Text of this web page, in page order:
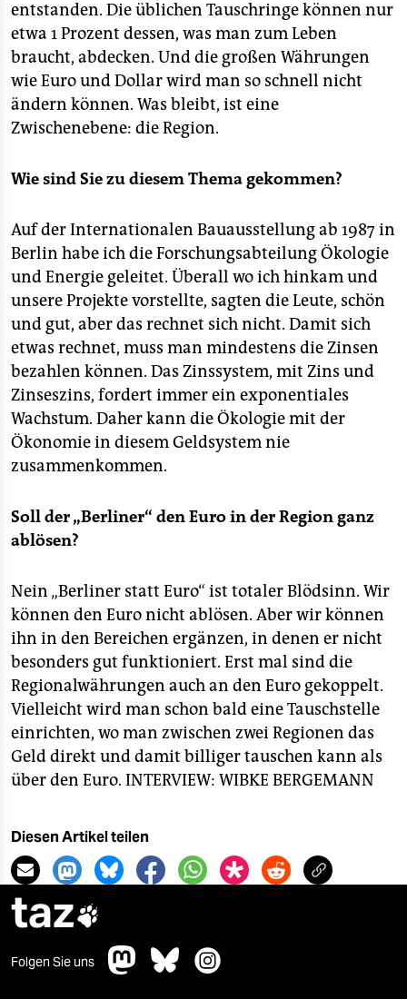
entstanden. Die üblichen Tauschringe können nur
etwa 1 Prozent dessen, was man zum Leben
braucht, abdecken. Und die großen Währungen
wie Euro und Dollar wird man so schnell nicht
ändern können. Was bleibt, ist eine
Zwischenebene: die Region.
Wie sind Sie zu diesem Thema gekommen?
Auf der Internationalen Bauausstellung ab 1987 in
Berlin habe ich die Forschungsabteilung Ökologie
und Energie geleitet. Überall wo ich hinkam und
unsere Projekte vorstellte, sagten die Leute, schön
und gut, aber das rechnet sich nicht. Damit sich
etwas rechnet, muss man mindestens die Zinsen
bezahlen können. Das Zinssystem, mit Zins und
Zinseszins, fordert immer ein exponentiales
Wachstum. Daher kann die Ökologie mit der
Ökonomie in diesem Geldsystem nie
zusammenkommen.
Soll der „Berliner“ den Euro in der Region ganz
ablösen?
Nein „Berliner statt Euro“ ist totaler Blödsinn. Wir
können den Euro nicht ablösen. Aber wir können
ihn in den Bereichen ergänzen, in denen er nicht
besonders gut funktioniert. Erst mal sind die
Regionalwährungen auch an den Euro gekoppelt.
Vielleicht wird man schon bald eine Tauschstelle
einrichten, wo man zwischen zwei Regionen das
Geld direkt und damit billiger tauschen kann als
über den Euro. INTERVIEW: WIBKE BERGEMANN
Diesen Artikel teilen
taz
Folgen Sie uns